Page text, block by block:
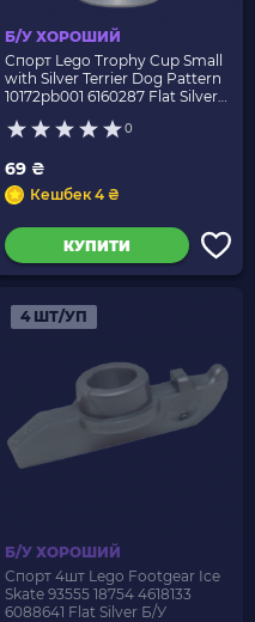
Б/У ХОРОШИЙ
Спорт Lego Trophy Cup Small
with Silver Terrier Dog Pattern
10172pb001 6160287 Flat Silver
0
69 ₴
Кешбек 4 ₴
КУПИТИ
4 ШТ/УП
Б/У ХОРОШИЙ
Спорт 4шт Lego Footgear Ice
Skate 93555 18754 4618133
6088641 Flat Silver Б/У